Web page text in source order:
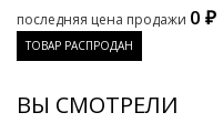
последняя цена продажи 0 ₽
ТОВАР РАСПРОДАН
ВЫ СМОТРЕЛИ